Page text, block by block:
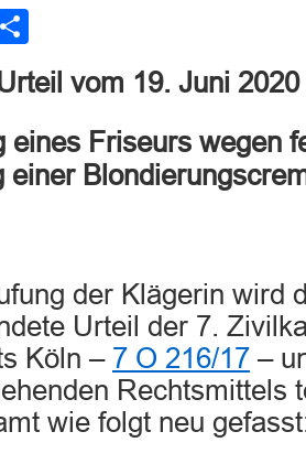
LinkedIn
vom 19. Juni
eines Friseurs wegen
einer
der Klägerin wird
Urteil der 7.
Köln – 7 O 216/17 –
Rechtsmittels
wie folgt neu